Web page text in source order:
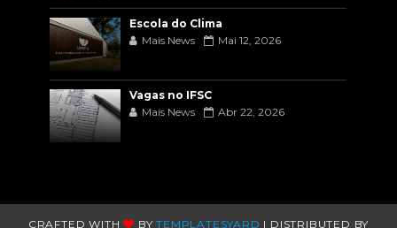
Escola do Clima
Mais News
Mai 12, 2026
Vagas no IFSC
Mais News
Abr 22, 2026
CRAFTED WITH BYTEMPLATESYARD | DISTRIBUTED BY